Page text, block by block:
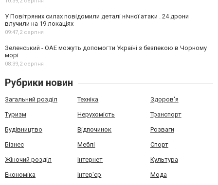
У Повітряних силах повідомили деталі нічної атаки . 24 дрони
влучили на 19 локаціях
09:47,2 серпня
Зеленський - ОАЕ можуть допомогти Україні з безпекою в Чорному
морі
08:39,2 серпня
Рубрики новин
Загальний розділ Техніка Здоров'я
Туризм Нерухомість Транспорт
Будівництво Відпочинок Розваги
Бізнес Меблі Спорт
Жіночий розділ Інтернет Культура
Економіка Інтер'єр Мода